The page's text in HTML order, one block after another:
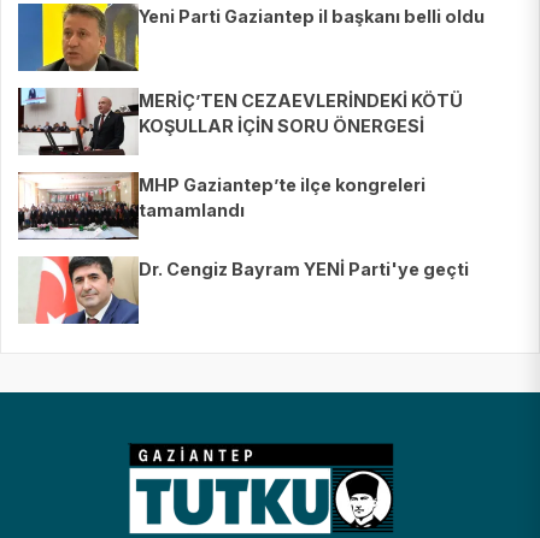
Yeni Parti Gaziantep il başkanı belli oldu
MERİÇ’TEN CEZAEVLERİNDEKİ KÖTÜ
KOŞULLAR İÇİN SORU ÖNERGESİ
MHP Gaziantep’te ilçe kongreleri
tamamlandı
Dr. Cengiz Bayram YENİ Parti'ye geçti